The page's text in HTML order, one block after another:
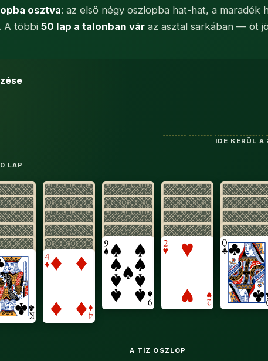
osztva: az első négy oszlopba hat-hat, a
A többi 50 lap a talonban vár az asztal sarkában — öt
hat, a maradék hatban öt-öt lap van, és minden
LAP
IDE KERÜL A
A TÍZ OSZLOP